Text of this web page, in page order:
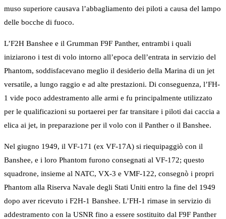
muso superiore causava l’abbagliamento dei piloti a causa del lampo
delle bocche di fuoco.
L’F2H Banshee e il Grumman F9F Panther, entrambi i quali
iniziarono i test di volo intorno all’epoca dell’entrata in servizio del
Phantom, soddisfacevano meglio il desiderio della Marina di un jet
versatile, a lungo raggio e ad alte prestazioni. Di conseguenza, l’FH-
1 vide poco addestramento alle armi e fu principalmente utilizzato
per le qualificazioni su portaerei per far transitare i piloti dai caccia a
elica ai jet, in preparazione per il volo con il Panther o il Banshee.
Nel giugno 1949, il VF-171 (ex VF-17A) si riequipaggiò con il
Banshee, e i loro Phantom furono consegnati al VF-172; questo
squadrone, insieme al NATC, VX-3 e VMF-122, consegnò i propri
Phantom alla Riserva Navale degli Stati Uniti entro la fine del 1949
dopo aver ricevuto i F2H-1 Banshee. L’FH-1 rimase in servizio di
addestramento con la USNR fino a essere sostituito dal F9F Panther